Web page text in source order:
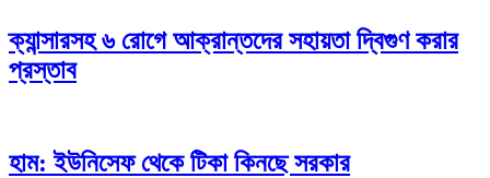
ক্যান্সারসহ ৬ রোগে আক্রান্তদের সহায়তা দ্বিগুণ করার
প্রস্তাব
হাম: ইউনিসেফ থেকে টিকা কিনছে সরকার